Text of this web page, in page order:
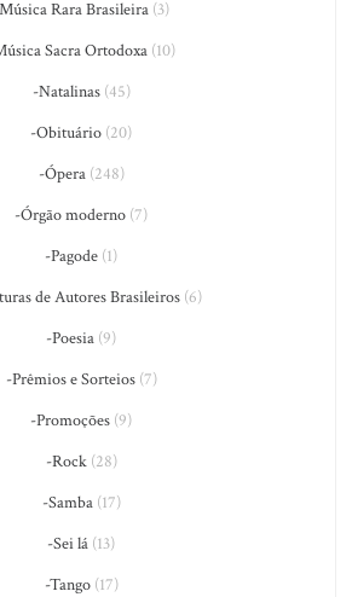
Rara Brasileira (3)
Sacra Ortodoxa (10)
-Natalinas(45)
-Obituário (20)
-Ópera(248)
-Órgão moderno (7)
-Pagode (1)
de Autores Brasileiros(6)
-Poesia (9)
-Prêmios e Sorteios(7)
-Promoções (9)
-Rock(28)
-Samba(17)
-Sei lá (13)
-Tango(17)